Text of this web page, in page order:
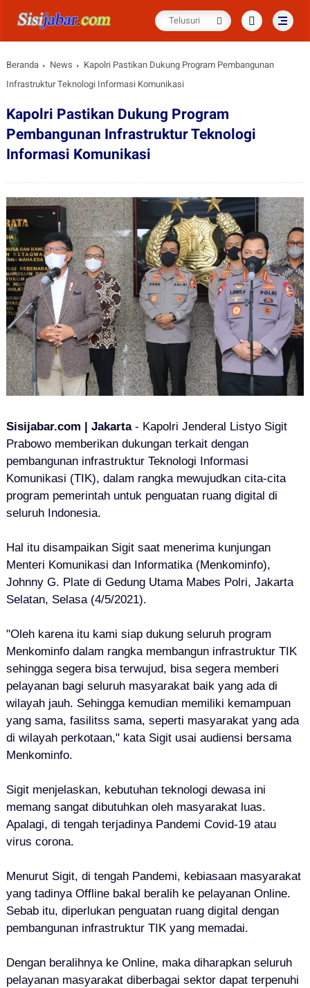
Beranda News
Kapolri Pastikan Dukung Program Pembangunan
Infrastruktur Teknologi Informasi Komunikasi
Kapolri Pastikan Dukung Program
Pembangunan Infrastruktur Teknologi
Informasi Komunikasi
Sisijabar.com | Jakarta- Kapolri Jenderal Listyo Sigit
Prabowo memberikan dukungan terkait dengan
pembangunan infrastruktur Teknologi Informasi
Komunikasi (TIK), dalam rangka mewujudkan cita-cita
program pemerintah untuk penguatan ruang digital di
seluruh Indonesia.
Hal itu disampaikan Sigit saat menerima kunjungan
Menteri Komunikasi dan Informatika (Menkominfo),
Johnny G. Plate di Gedung Utama Mabes Polri, Jakarta
Selatan, Selasa (4/5/2021).
"Oleh karena itu kami siap dukung seluruh program
Menkominfo dalam rangka membangun infrastruktur TIK
sehingga segera bisa terwujud, bisa segera memberi
pelayanan bagi seluruh masyarakat baik yang ada di
wilayah jauh. Sehingga kemudian memiliki kemampuan
yang sama, fasilitss sama, seperti masyarakat yang ada
di wilayah perkotaan," kata Sigit usai audiensi bersama
Menkominfo.
Sigit menjelaskan, kebutuhan teknologi dewasa ini
memang sangat dibutuhkan oleh masyarakat luas.
Apalagi, di tengah terjadinya Pandemi Covid-19 atau
virus corona.
Menurut Sigit, di tengah Pandemi, kebiasaan masyarakat
yang tadinya Offline bakal beralih ke pelayanan Online.
Sebab itu, diperlukan penguatan ruang digital dengan
pembangunan infrastruktur TIK yang memadai.
Dengan beralihnya ke Online, maka diharapkan seluruh
pelayanan masyarakat diberbagai sektor dapat terpenuhi